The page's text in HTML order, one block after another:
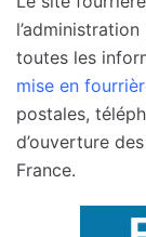
toutes les
mise en
postales,
d’ouverture
France.